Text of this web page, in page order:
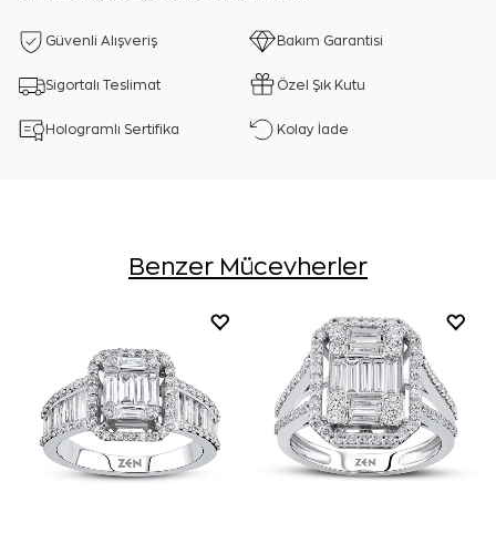
Güvenli Alışveriş Bakım Garantisi
Sigortalı Teslimat Özel Şık Kutu
Hologramlı Sertifika Kolay İade
Benzer Mücevherler